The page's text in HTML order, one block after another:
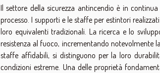
Il settore della sicurezza antincendio è in
processo. I supporti e le staffe per estintori
loro equivalenti tradizionali. La ricerca e lo
resistenza al fuoco, incrementando notevolmente
staffe affidabili, si distinguono per la loro
condizioni estreme. Una delle proprietà